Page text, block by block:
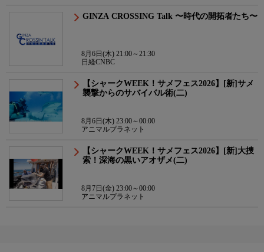
GINZA CROSSING Talk 〜時代の開拓者たち〜
8月6日(木) 21:00～21:30
日経CNBC
【シャークWEEK！サメフェス2026】[新]サメ
襲撃からのサバイバル術(二)
8月6日(木) 23:00～00:00
アニマルプラネット
【シャークWEEK！サメフェス2026】[新]大捜
索！深海の黒いアオザメ(二)
8月7日(金) 23:00～00:00
アニマルプラネット